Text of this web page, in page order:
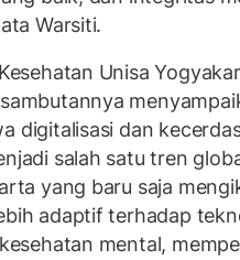
Warsiti.
Unisa
digitalisasi dan
salah satu tren
yang baru saja
adaptif terhadap
mental,